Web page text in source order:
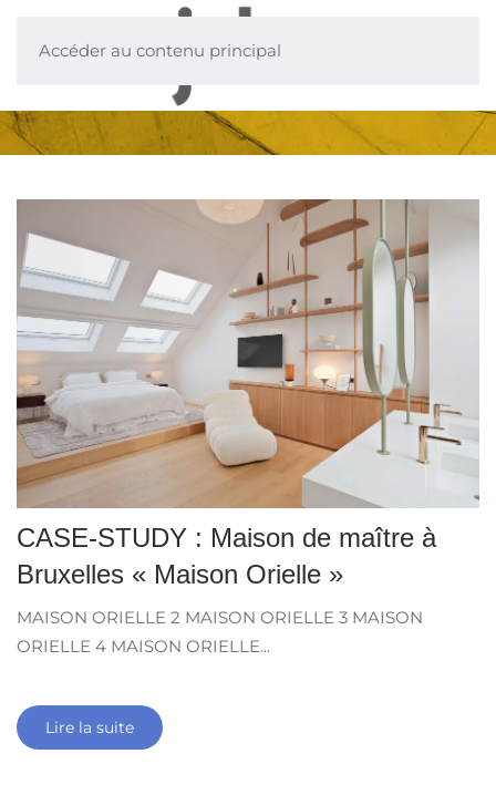
Accéder au contenu principal
CASE-STUDY : Maison de maître à
Bruxelles « Maison Orielle »
MAISON ORIELLE 2 MAISON ORIELLE 3 MAISON
ORIELLE 4 MAISON ORIELLE...
Lire la suite